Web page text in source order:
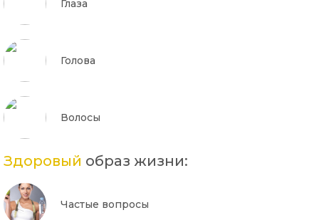
Глаза
Голова
Волосы
Здоровый образ жизни:
Частые вопросы